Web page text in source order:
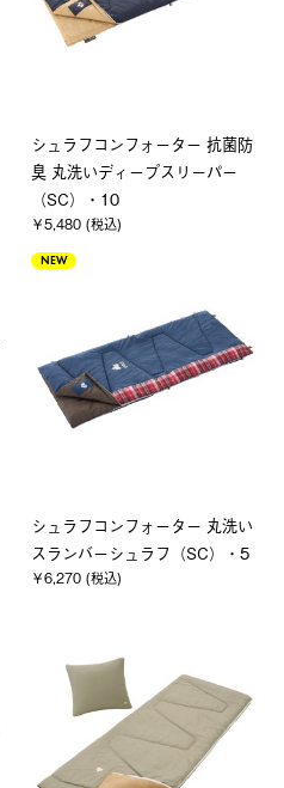
シュラフコンフォーター 抗菌防
臭 丸洗いディープスリーパー
（SC）・10
￥5,480 (税込)
NEW
シュラフコンフォーター 丸洗い
スランバーシュラフ（SC）・5
￥6,270 (税込)